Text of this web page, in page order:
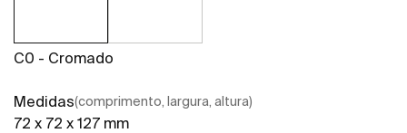
C0 - Cromado
Medidas(comprimento, largura, altura)
72 x 72 x 127 mm